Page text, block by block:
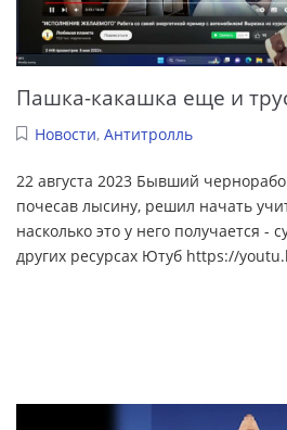
Пашка-какашка еще и
Новости, Антитролль
22 августа 2023 Бывший
почесав лысину, решил начать
насколько это у него получается -
других ресурсах Ютуб https://